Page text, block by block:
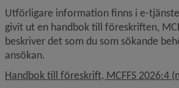
Utförligare information finns i e-
givit ut en handbok till föreskriften,
beskriver det som du som sökande
ansökan.
Handbok till föreskrift, MCFFS 2026:4